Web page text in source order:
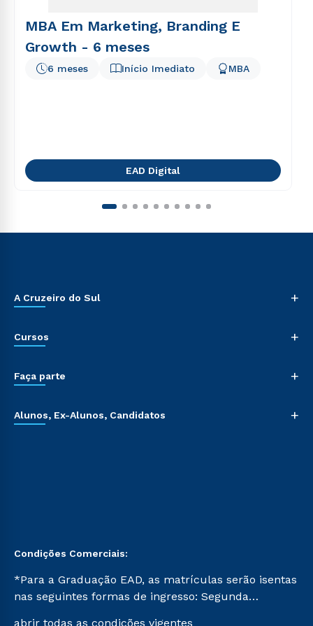
MBA Em Marketing, Branding E
Growth - 6 meses
Início Imediato
6 meses MBA
EAD Digital
A Cruzeiro do Sul +
Cursos +
Faça parte +
Alunos, Ex-Alunos, Candidatos +
Condições Comerciais:
*Para a Graduação EAD, as matrículas serão isentas
nas seguintes formas de ingresso: Segunda
abrir todas as condições vigentes